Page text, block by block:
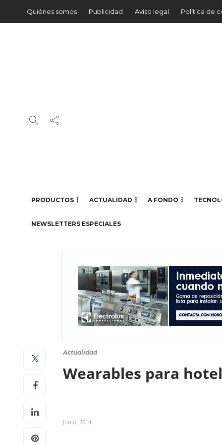
Quiénes somos Publicidad Aviso legal Política de
PRODUCTOS ACTUALIDAD A FONDO
NEWSLETTERS ESPECIALES
Actualidad
Wearables para
Junio, 2014